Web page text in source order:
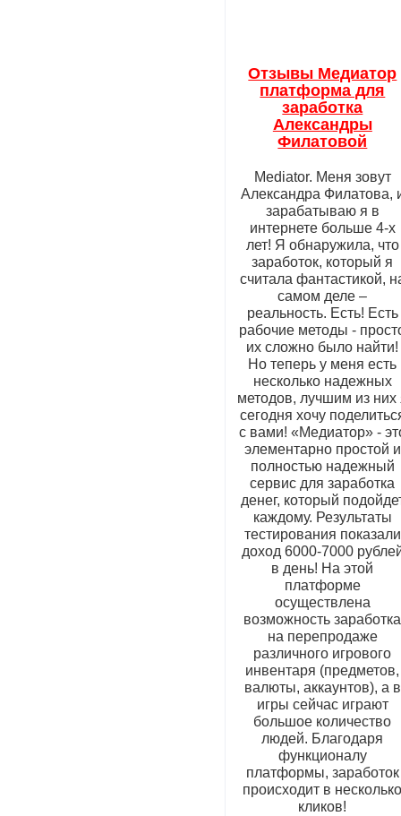
Отзывы Медиатор
платформа для
заработка
Александры
Филатовой
Mediator. Меня зовут
Александра Филатова,
зарабатываю я в
интернете больше 4-х
лет! Я обнаружила, что
заработок, который я
считала фантастикой,
самом деле –
реальность. Есть! Есть
рабочие методы -
их сложно было найти!
Но теперь у меня есть
несколько надежных
методов, лучшим из них
сегодня хочу
с вами! «Медиатор» -
элементарно простой и
полностью надежный
сервис для заработка
денег, который
каждому. Результаты
тестирования показали
доход 6000-7000
в день! На этой
платформе
осуществлена
возможность заработка
на перепродаже
различного игрового
инвентаря (предметов,
валюты, аккаунтов), а в
игры сейчас играют
большое количество
людей. Благодаря
функционалу
платформы, заработок
происходит в
кликов!